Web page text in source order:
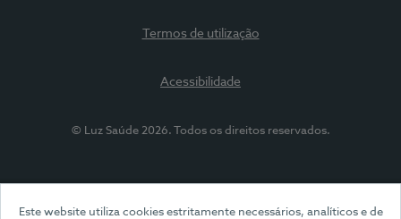
Este website utiliza cookies estritamente necessários, analíticos e de
Termos de utilização
Acessibilidade
© Luz Saúde 2026. Todos os direitos reservados.